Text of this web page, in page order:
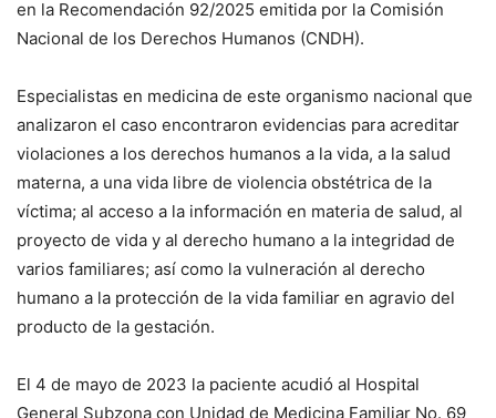
en la Recomendación 92/2025 emitida por la Comisión
Nacional de los Derechos Humanos (CNDH).
Especialistas en medicina de este organismo nacional que
analizaron el caso encontraron evidencias para acreditar
violaciones a los derechos humanos a la vida, a la salud
materna, a una vida libre de violencia obstétrica de la
víctima; al acceso a la información en materia de salud, al
proyecto de vida y al derecho humano a la integridad de
varios familiares; así como la vulneración al derecho
humano a la protección de la vida familiar en agravio del
producto de la gestación.
El 4 de mayo de 2023 la paciente acudió al Hospital
General Subzona con Unidad de Medicina Familiar No. 69